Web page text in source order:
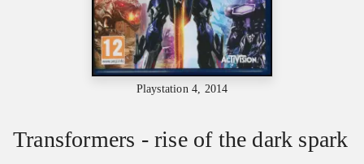
Playstation 4, 2014
Transformers - rise of the dark spark